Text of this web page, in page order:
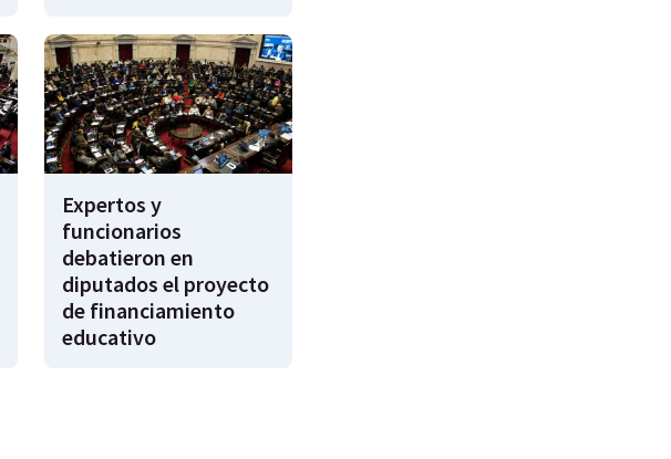
Expertos y
funcionarios
debatieron en
diputados el proyecto
de financiamiento
educativo